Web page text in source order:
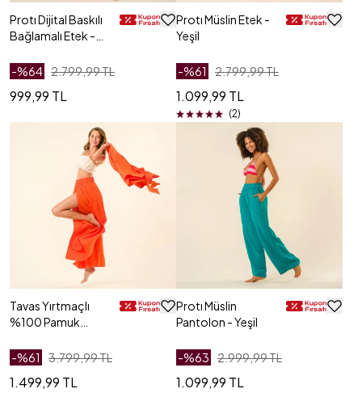
Protı Dijital Baskılı
Bağlamalı Etek -
-%64 2.799,99 TL
999,99 TL
Protı Müslin Etek -
Yeşil
-%61 2.799,99 TL
1.099,99 TL
(2)
Tavas Yırtmaçlı
%100 Pamuk
Turuncu
-%61 3.799,99 TL
1.499,99 TL
Protı Müslin
Pantolon - Yeşil
-%63 2.999,99 TL
1.099,99 TL